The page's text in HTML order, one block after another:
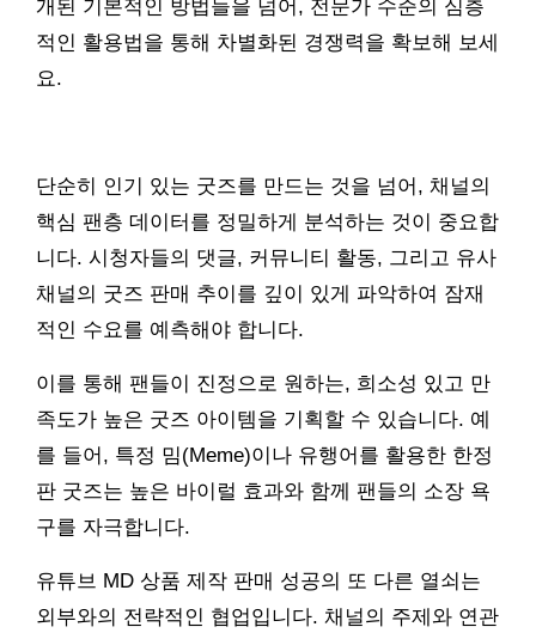
개된 기본적인 방법들을 넘어, 전문가 수준의 심층
적인 활용법을 통해 차별화된 경쟁력을 확보해 보세
요.
단순히 인기 있는 굿즈를 만드는 것을 넘어, 채널의
핵심 팬층 데이터를 정밀하게 분석하는 것이 중요합
니다. 시청자들의 댓글, 커뮤니티 활동, 그리고 유사
채널의 굿즈 판매 추이를 깊이 있게 파악하여 잠재
적인 수요를 예측해야 합니다.
이를 통해 팬들이 진정으로 원하는, 희소성 있고 만
족도가 높은 굿즈 아이템을 기획할 수 있습니다. 예
를 들어, 특정 밈(Meme)이나 유행어를 활용한 한정
판 굿즈는 높은 바이럴 효과와 함께 팬들의 소장 욕
구를 자극합니다.
유튜브 MD 상품 제작 판매 성공의 또 다른 열쇠는
외부와의 전략적인 협업입니다. 채널의 주제와 연관